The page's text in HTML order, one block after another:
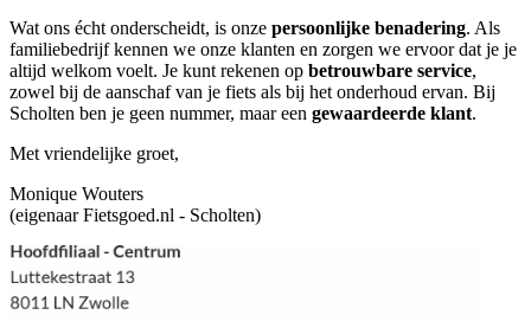
Wat ons écht onderscheidt, is onze persoonlijke benadering. Als
familiebedrijf kennen we onze klanten en zorgen we ervoor dat je je
altijd welkom voelt. Je kunt rekenen op betrouwbare service,
zowel bij de aanschaf van je fiets als bij het onderhoud ervan. Bij
Scholten ben je geen nummer, maar een gewaardeerde klant.
Met vriendelijke groet,
Monique Wouters
(eigenaar Fietsgoed.nl - Scholten)